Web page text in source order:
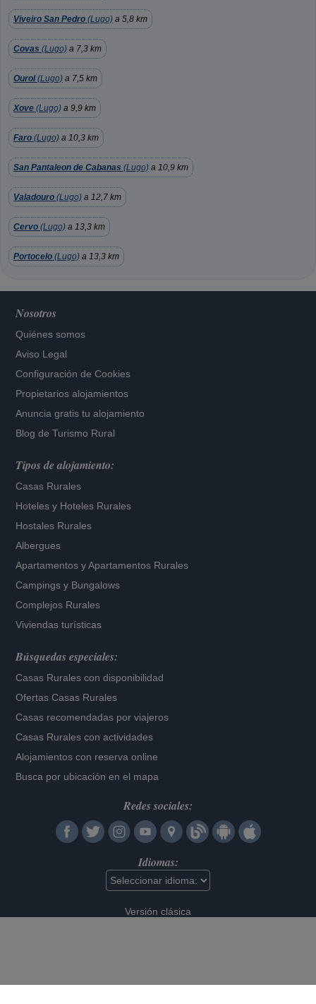
Viveiro San Pedro (Lugo) a 5,8 km
Covas (Lugo) a 7,3 km
Ourol(Lugo) a 7,5 km
Xove (Lugo) a 9,9 km
Faro (Lugo) a 10,3 km
San Pantaleon de Cabanas (Lugo) a 10,9 km
Valadouro (Lugo) a 12,7 km
Cervo (Lugo) a 13,3 km
Portocelo (Lugo) a 13,3 km
Nosotros
Quiénes somos
Aviso Legal
Configuración de Cookies
Propietarios alojamientos
Anuncia gratis tu alojamiento
Blog de Turismo Rural
Tipos de alojamiento:
Casas Rurales
Hoteles y Hoteles Rurales
Hostales Rurales
Albergues
Apartamentos yApartamentos Rurales
Campings y Bungalows
Complejos Rurales
Viviendas turísticas
Búsquedas especiales:
Casas Rurales con disponibilidad
Ofertas Casas Rurales
Casas recomendadas por viajeros
Casas Rurales con actividades
Alojamientos con reserva online
Busca por ubicación en el mapa
Redes sociales:
Idiomas:
Versión clásica